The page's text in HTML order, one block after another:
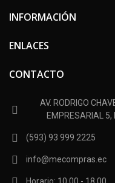
INFORMACIÓN
ENLACES
CONTACTO
AV. RODRIGO
EMPRESARIAL 5,
(593) 93 999 2225
info@mecompras.ec